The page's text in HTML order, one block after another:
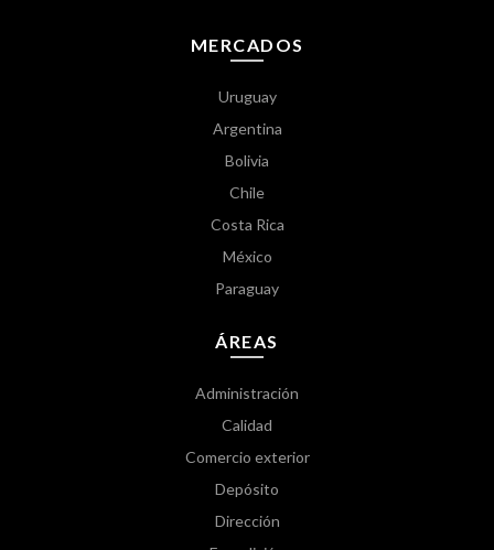
MERCADOS
Uruguay
Argentina
Bolivia
Chile
Costa Rica
México
Paraguay
ÁREAS
Administración
Calidad
Comercio exterior
Depósito
Dirección